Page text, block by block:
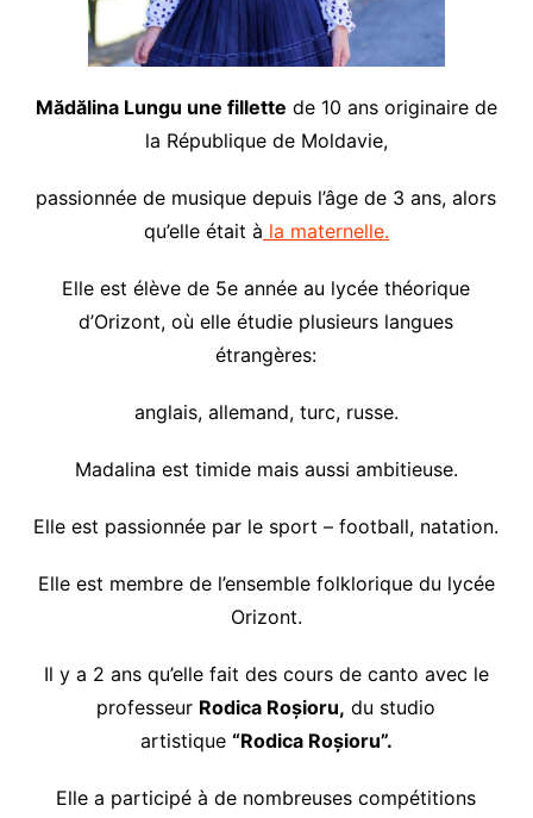
Mădălina Lungu une fillette de 10 ans originaire de
la République de Moldavie,
passionnée de musique depuis l’âge de 3 ans, alors
qu’elle était à la maternelle.
Elle est élève de 5e année au lycée théorique
d’Orizont, où elle étudie plusieurs langues
étrangères:
anglais, allemand, turc, russe.
Madalina est timide mais aussi ambitieuse.
Elle est passionnée par le sport – football, natation.
Elle est membre de l’ensemble folklorique du lycée
Orizont.
Il y a 2 ans qu’elle fait des cours de canto avec le
professeur Rodica Roșioru, du studio
artistique “Rodica Roșioru”.
Elle a participé à de nombreuses compétitions